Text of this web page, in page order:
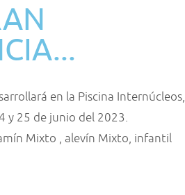
en la Piscina Internúcleos,
y 25 de junio del 2023.
Mixto , alevín Mixto, infantil